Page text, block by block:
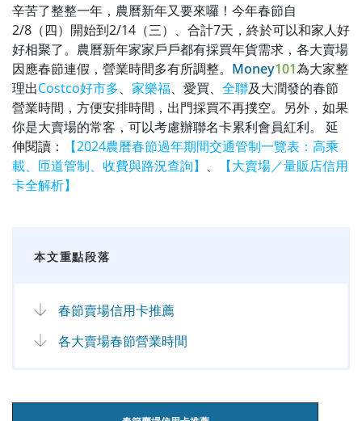
辛苦了整整一年，農曆新年又要來囉！今年春節自
2/8（四）開始到2/14（三）、合計7天，終於可以和家人好
好相聚了。農曆新年家家戶戶都有採買年貨需求，各大賣場
因應春節連假，營業時間多有所調整。 Money101為大家整
理出Costco好市多、 家樂福、愛買、 全聯及大潤發的春節
營業時間，方便安排時間，出門採買不再撲空。另外，如果
你是大賣場的常客，可以考慮辦聯名卡累利會員紅利。 延
伸閱讀：
【2024農曆春節過年期間交通管制一覽表：高乘
載、匝道管制、收費與路況查詢】 、
【大賣場／量販店信用
卡全解析】
本文重點段落
春節賣場信用卡推薦
各大賣場春節營業時間